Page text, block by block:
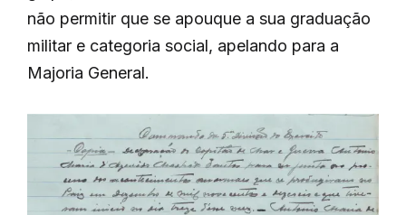
não permitir que se apouque a sua graduação
militar e categoria social, apelando para a
Majoria General.